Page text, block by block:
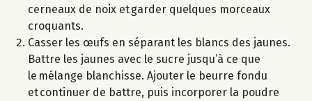
cerneaux de noix et garder quelques morceaux
croquants.
Casser les œufs en séparant les blancs des jaunes.
Battre les jaunes avec le sucre jusqu’à ce que
le mélange blanchisse. Ajouter le beurre fondu
et continuer de battre, puis incorporer la poudre